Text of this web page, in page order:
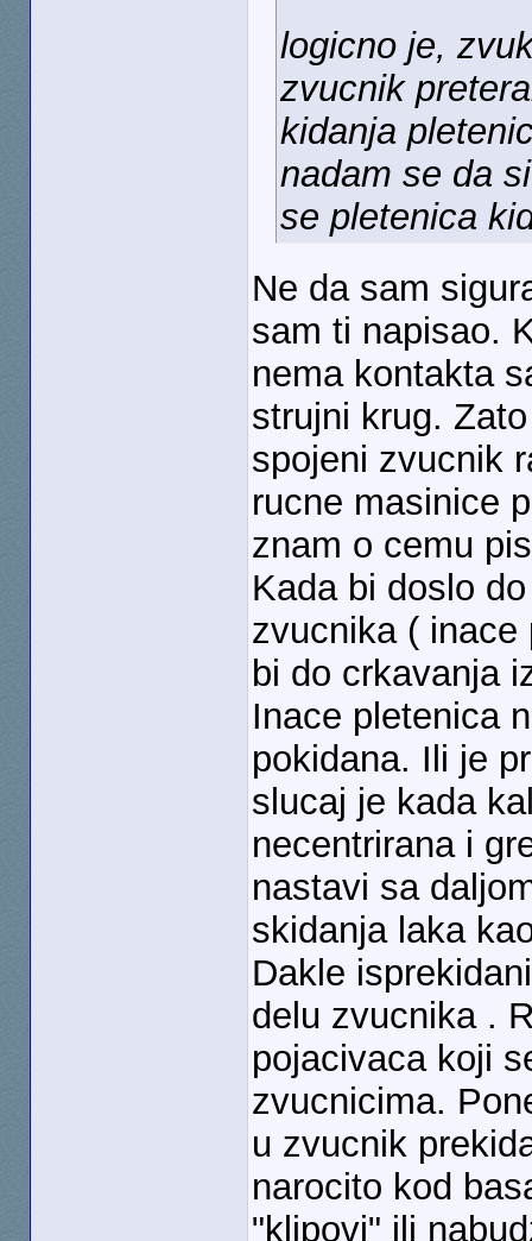
logicno je,
zvucnik
kidanja
nadam se da
se pletenica
Ne da sam
sam ti napisao.
nema kontakta
strujni krug.
spojeni zvucnik
rucne masinice
znam o cemu
Kada bi doslo
zvucnika ( inace
bi do crkavanja
Inace pletenica
pokidana. Ili je
slucaj je kada
necentrirana i
nastavi sa
skidanja laka
Dakle
delu zvucnika .
pojacivaca koji
zvucnicima.
u zvucnik
narocito kod
"klipovi" ili